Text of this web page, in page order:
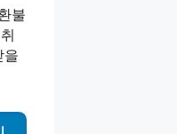
불
을